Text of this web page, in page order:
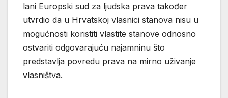
lani Europski sud za ljudska prava također
utvrdio da u Hrvatskoj vlasnici stanova nisu u
mogućnosti koristiti vlastite stanove odnosno
ostvariti odgovarajuću najamninu što
predstavlja povredu prava na mirno uživanje
vlasništva.